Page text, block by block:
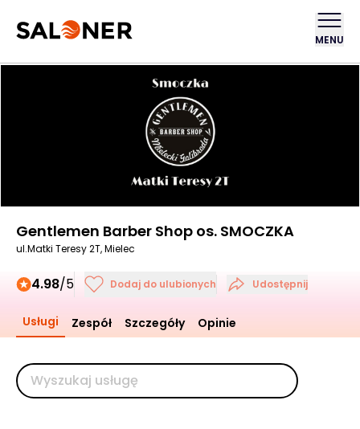
MENU
Gentlemen Barber Shop os. SMOCZKA
ul.Matki Teresy 2T, Mielec
4.98/5 Dodaj do ulubionych Udostępnij
Usługi Zespół Szczegóły Opinie